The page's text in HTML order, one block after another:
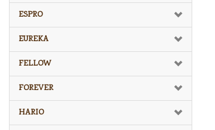
ESPRO
EUREKA
FELLOW
FOREVER
HARIO